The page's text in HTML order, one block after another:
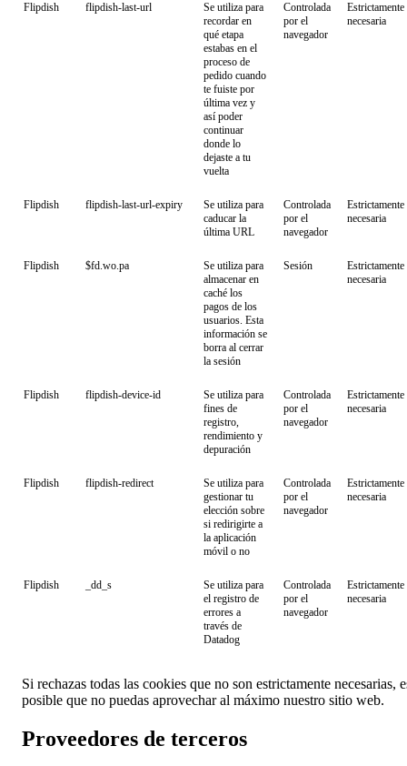
Flipdish flipdish-last-url
Se utiliza para
recordar en
qué etapa
estabas en el
proceso de
pedido cuando
te fuiste por
última vez y
así poder
continuar
donde lo
dejaste a tu
vuelta
Controlada
por el
navegador
Estrictamente
necesaria
Flipdish flipdish-last-url-expiry
Se utiliza para
caducar la
última URL
Controlada
por el
navegador
Estrictamente
necesaria
Flipdish $fd.wo.pa
Se utiliza para
almacenar en
caché los
pagos de los
usuarios. Esta
información se
borra al cerrar
la sesión
Sesión
Estrictamente
necesaria
Flipdish flipdish-device-id
Se utiliza para
fines de
registro,
rendimiento y
depuración
Controlada
por el
navegador
Estrictamente
necesaria
Flipdish flipdish-redirect
Se utiliza para
gestionar tu
elección sobre
si redirigirte a
la aplicación
móvil o no
Controlada
por el
navegador
Estrictamente
necesaria
Flipdish _dd_s
Se utiliza para
el registro de
errores a
través de
Datadog
Controlada
por el
navegador
Estrictamente
necesaria
Si rechazas todas las cookies que no son estrictamente necesarias,
posible que no puedas aprovechar al máximo nuestro sitio web.
Proveedores de terceros